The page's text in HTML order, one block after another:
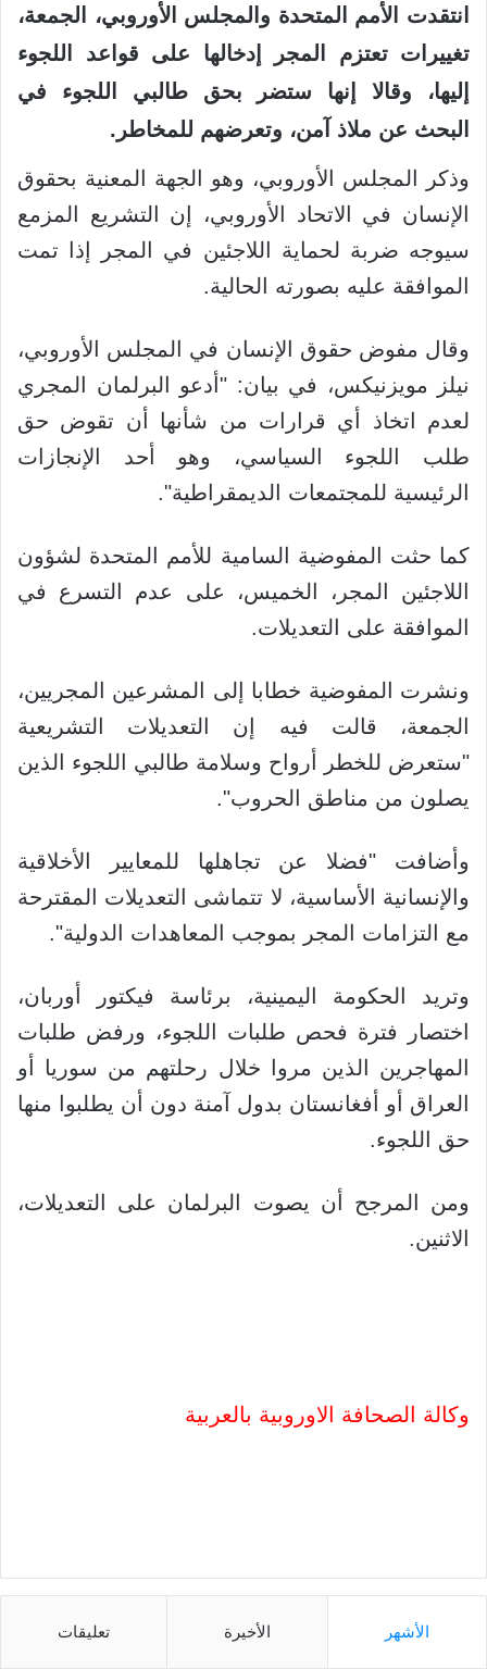
انتقدت الأمم المتحدة والمجلس الأوروبي، الجمعة،
تغييرات تعتزم المجر إدخالها على قواعد اللجوء
إليها، وقالا إنها ستضر بحق طالبي اللجوء في
البحث عن ملاذ آمن، وتعرضهم للمخاطر.
وذكر المجلس الأوروبي، وهو الجهة المعنية بحقوق
الإنسان في الاتحاد الأوروبي، إن التشريع المزمع
سيوجه ضربة لحماية اللاجئين في المجر إذا تمت
الموافقة عليه بصورته الحالية.
وقال مفوض حقوق الإنسان في المجلس الأوروبي،
نيلز مويزنيكس، في بيان: "أدعو البرلمان المجري
لعدم اتخاذ أي قرارات من شأنها أن تقوض حق
طلب اللجوء السياسي، وهو أحد الإنجازات
الرئيسية للمجتمعات الديمقراطية".
كما حثت المفوضية السامية للأمم المتحدة لشؤون
اللاجئين المجر، الخميس، على عدم التسرع في
الموافقة على التعديلات.
ونشرت المفوضية خطابا إلى المشرعين المجريين،
الجمعة، قالت فيه إن التعديلات التشريعية
"ستعرض للخطر أرواح وسلامة طالبي اللجوء الذين
يصلون من مناطق الحروب".
وأضافت "فضلا عن تجاهلها للمعايير الأخلاقية
والإنسانية الأساسية، لا تتماشى التعديلات المقترحة
مع التزامات المجر بموجب المعاهدات الدولية".
وتريد الحكومة اليمينية، برئاسة فيكتور أوربان،
اختصار فترة فحص طلبات اللجوء، ورفض طلبات
المهاجرين الذين مروا خلال رحلتهم من سوريا أو
العراق أو أفغانستان بدول آمنة دون أن يطلبوا منها
حق اللجوء.
ومن المرجح أن يصوت البرلمان على التعديلات،
الاثنين.
وكالة الصحافة الاوروبية بالعربية
الأشهر الأخيرة تعليقات